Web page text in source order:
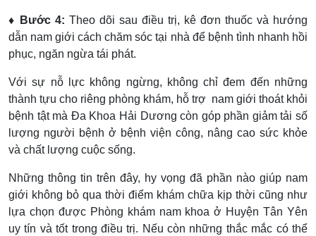
♦ Bước 4: Theo dõi sau điều trị, kê đơn thuốc và hướng
dẫn nam giới cách chăm sóc tại nhà để bệnh tình nhanh hồi
phục, ngăn ngừa tái phát.
Với sự nỗ lực không ngừng, không chỉ đem đến những
thành tựu cho riêng phòng khám, hỗ trợ nam giới thoát khỏi
bệnh tật mà Đa Khoa Hải Dương còn góp phần giảm tải số
lượng người bệnh ở bệnh viện công, nâng cao sức khỏe
và chất lượng cuộc sống.
Những thông tin trên đây, hy vọng đã phần nào giúp nam
giới không bỏ qua thời điểm khám chữa kịp thời cũng như
lựa chọn được Phòng khám nam khoa ở Huyện Tân Yên
uy tín và tốt trong điều trị. Nếu còn những thắc mắc có thể